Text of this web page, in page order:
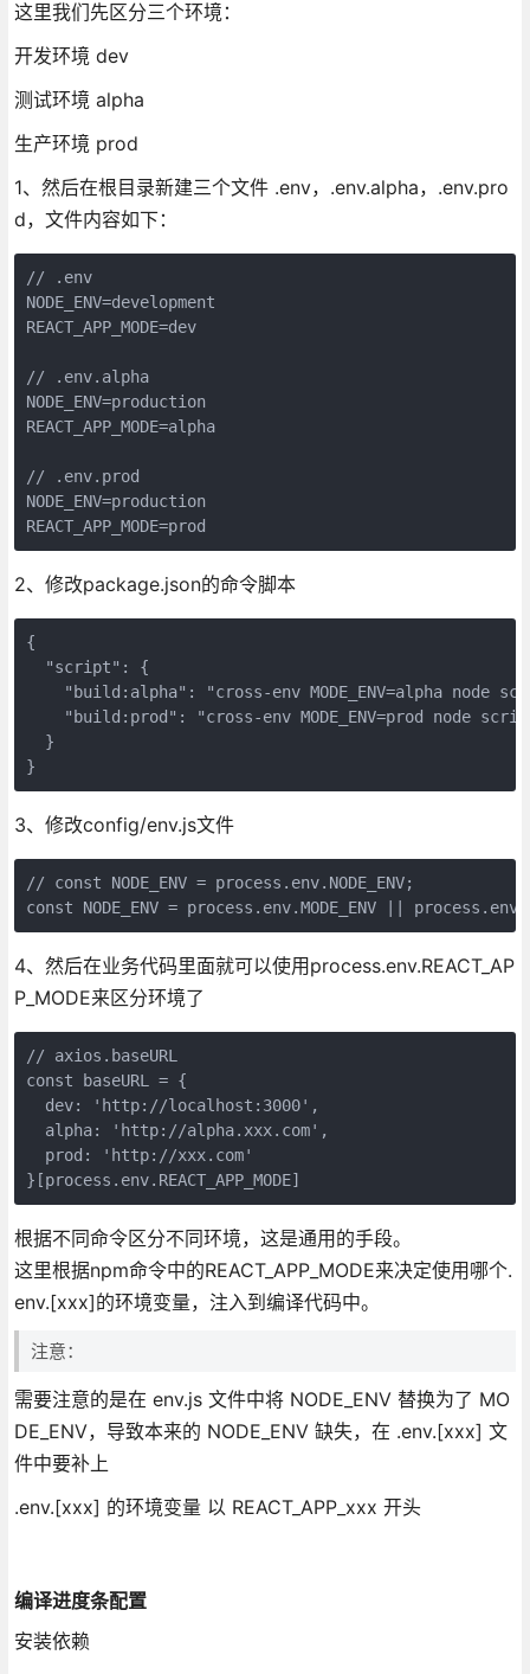
这里我们先区分三个环境：
开发环境 dev
测试环境 alpha
生产环境 prod
1、然后在根目录新建三个文件 .env，.env.alpha，.env.pro
d，文件内容如下：
// .env
NODE_ENV=development
REACT_APP_MODE=dev
// .env.alpha
NODE_ENV=production
REACT_APP_MODE=alpha
// .env.prod
NODE_ENV=production
REACT_APP_MODE=prod
2、修改package.json的命令脚本
{
  "script": {
"build:alpha": "cross-env MODE_ENV=alpha node
"build:prod": "cross-env MODE_ENV=prod node
  }
}
3、修改config/env.js文件
// const NODE_ENV = process.env.NODE_ENV;
const NODE_ENV = process.env.MODE_ENV ||
4、然后在业务代码里面就可以使用process.env.REACT_AP
P_MODE来区分环境了
// axios.baseURL
const baseURL = {
  dev: 'http://localhost:3000',
  alpha: 'http://alpha.xxx.com',
  prod: 'http://xxx.com'
}[process.env.REACT_APP_MODE]
根据不同命令区分不同环境，这是通用的手段。
这里根据npm命令中的REACT_APP_MODE来决定使用哪个.
env.[xxx]的环境变量，注入到编译代码中。
注意：
需要注意的是在 env.js 文件中将 NODE_ENV 替换为了 MO
DE_ENV，导致本来的 NODE_ENV 缺失，在 .env.[xxx] 文
件中要补上
.env.[xxx] 的环境变量 以 REACT_APP_xxx 开头
编译进度条配置
安装依赖